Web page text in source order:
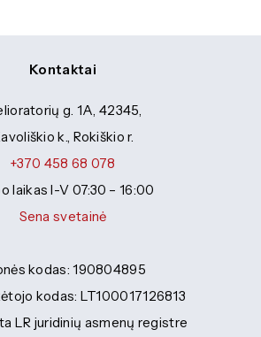
Kontaktai
g. 1A, 42345,
k., Rokiškio r.
+370 458 68 078
laikas I-V 07:30 – 16:00
Sena svetainė
kodas: 190804895
kodas: LT100017126813
LR juridinių asmenų registre